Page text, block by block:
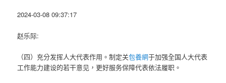
2024-03-08 09:37:17
赵乐际:
（四）充分发挥人大代表作用。制定关包養網于加强全国人大代表
工作能力建设的若干意见，更好服务保障代表依法履职。